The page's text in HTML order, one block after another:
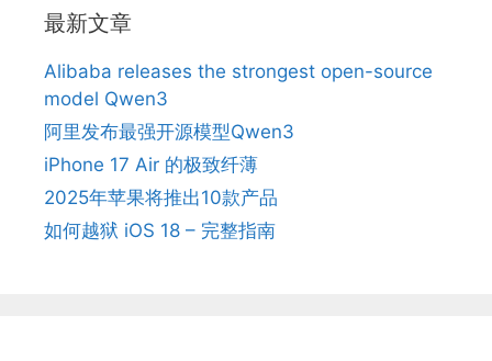
最新文章
Alibaba releases the strongest open-source
model Qwen3
阿里发布最强开源模型Qwen3
iPhone 17 Air 的极致纤薄
2025年苹果将推出10款产品
如何越狱 iOS 18 – 完整指南